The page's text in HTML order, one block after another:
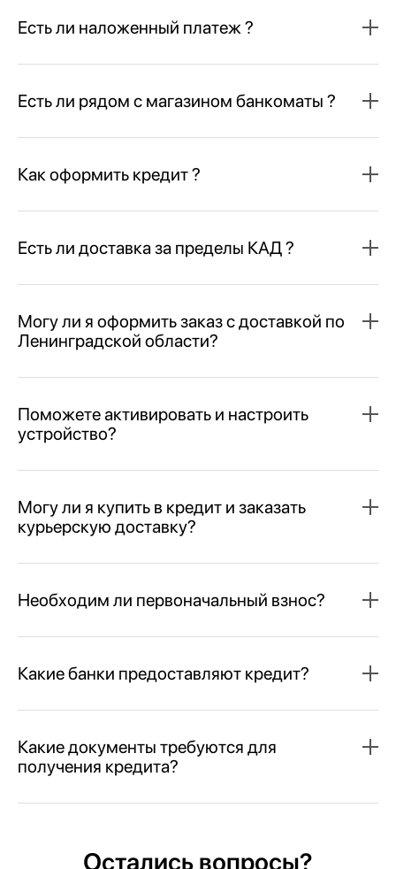
Есть ли наложенный платеж ?
Есть ли рядом с магазином банкоматы ?
Как оформить кредит ?
Есть ли доставка за пределы КАД ?
Могу ли я оформить заказ с доставкой по
Ленинградской области?
Поможете активировать и настроить
устройство?
Могу ли я купить в кредит и заказать
курьерскую доставку?
Необходим ли первоначальный взнос?
Какие банки предоставляют кредит?
Какие документы требуются для
получения кредита?
Остались вопросы?